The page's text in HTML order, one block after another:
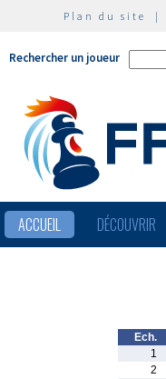
Plan du site |
Rechercher un joueur
ACCUEIL DÉCOUVRIR
Ech.
1
2